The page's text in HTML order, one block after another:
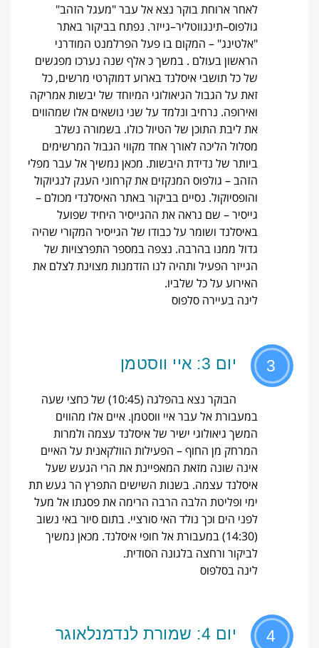
לאחר ארוחת בוקר נצא אל עבר "מעגל הזהב"
גולפוס–תינגווטליר–גייזר. נפתח בביקור באתר
"אלטינג" – המקום בו פעל הפרלמנט המודרני
הראשון בעולם . במשך כ אלף שנה נערכו מפגשים
של כל תושבי איסלנד בארוע דמוקרטי מרשים, כל
זאת על הגבול הגיאולוגי המיוחד של יבשות אמריקה
ואירופה. נרחיב ונלמד על שני נושאים אלו שמהווים
את ליבת התוכן של הטיול כולו. בשמורה נשלב
מסלול הליכה לאורך אחד מקווי הגבול המרשימים
ביותר של נדידת היבשות. מכאן נמשיך אל עבר מפלי
הזהב – גולפוס המנקזים את קרחוני הענק לנגיוקול
והופסיוקול. נסיים בביקור באתר האיסלנדי מכולם –
גייסיר – שם נראה את ההגייסיר היחיד שפועל
באיסלנד ושומר על כבודו של הגייסיר המקורי שהיה
גדול ממנו בהרבה. נצפה במספר התפרצויות של
הגייזר הפעיל ותהיה לנו הזדמנות מצוינת לצלם את
האירוע על כל שלביו.
לינה בעיירה סלפוס
3 יום 3: איי ווסטמן
הבוקר נצא בהפלגה (10:45) של כחצי שעה
במעבורת אל עבר איי ווסטמן. איים אלו מהווים
המשך גיאולוגי ישיר של איסלנד עצמה ולמרות
המרחק מן החוף – הפעילות הוולקאנית על האיים
אינה שונה מזאת המאפיינת את הרי הגעש שעל
איסלנד עצמה. בשנות השישים התפרץ הר געש תת
ימי ופליטת הלבה הרבה הרימה את פסגתו אל מעל
לפני הים וכך נולד האי סורציי. בתום סיור באי נשוב
(14:30) במעבורת אל חופי איסלנד. מכאן נמשיך
לביקור ורחצה בלגונה הסודית.
לינה בסלפוס
4
יום 4: שמורת לנדמנלאוגר